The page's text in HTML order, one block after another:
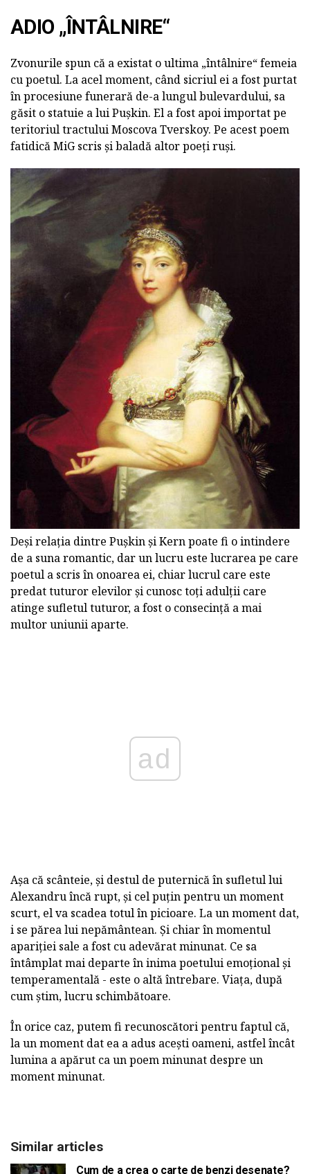
ADIO „ÎNTÂLNIRE“
Zvonurile spun că a existat o ultima „întâlnire“ femeia
cu poetul. La acel moment, când sicriul ei a fost purtat
în procesiune funerară de-a lungul bulevardului, sa
găsit o statuie a lui Pușkin. El a fost apoi importat pe
teritoriul tractului Moscova Tverskoy. Pe acest poem
fatidică MiG scris și baladă altor poeți ruși.
Deși relația dintre Pușkin și Kern poate fi o intindere
de a suna romantic, dar un lucru este lucrarea pe care
poetul a scris în onoarea ei, chiar lucrul care este
predat tuturor elevilor și cunosc toți adulții care
atinge sufletul tuturor, a fost o consecință a mai
multor uniunii aparte.
ad
Așa că scânteie, și destul de puternică în sufletul lui
Alexandru încă rupt, și cel puțin pentru un moment
scurt, el va scadea totul în picioare. La un moment dat,
i se părea lui nepământean. Și chiar în momentul
apariției sale a fost cu adevărat minunat. Ce sa
întâmplat mai departe în inima poetului emoțional și
temperamentală - este o altă întrebare. Viața, după
cum știm, lucru schimbătoare.
În orice caz, putem fi recunoscători pentru faptul că,
la un moment dat ea a adus acești oameni, astfel încât
lumina a apărut ca un poem minunat despre un
moment minunat.
Similar articles
Cum de a crea o carte de benzi desenate?